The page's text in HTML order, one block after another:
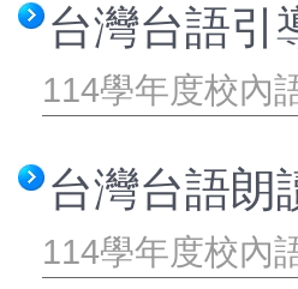
台灣台語引
114學年度校內
台灣台語朗
114學年度校內